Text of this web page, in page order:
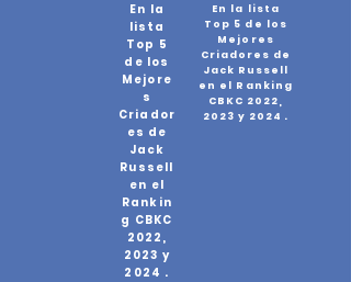
En la
lista
Top 5
de los
Mejore
s
Criador
es de
Jack
Russell
en el
Rankin
g CBKC
2022,
2023 y
2024 .
En la lista
Top 5 de los
Mejores
Criadores de
Jack Russell
en el Ranking
CBKC 2022,
2023 y 2024 .